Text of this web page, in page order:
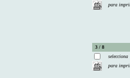
para
3 / 8
selecciona
para